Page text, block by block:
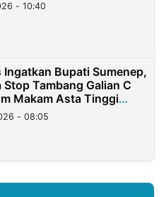
- 10:40
Ingatkan Bupati Sumenep,
Stop Tambang Galian C
Makam Asta Tinggi
- 08:05